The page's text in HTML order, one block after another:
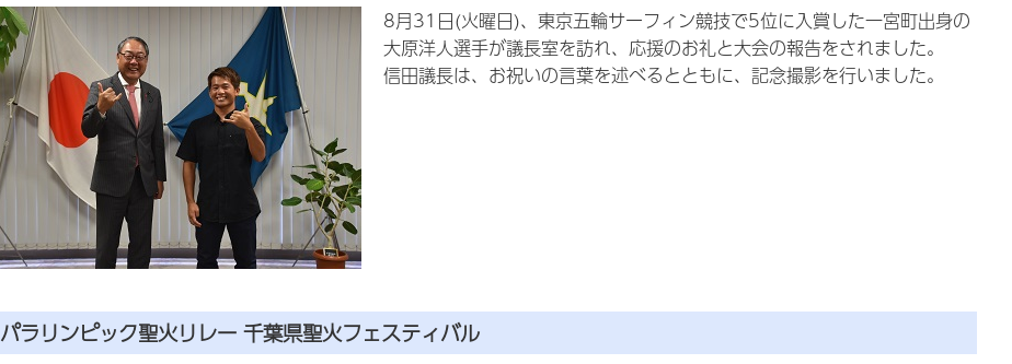
8月31日(火曜日)、東京五輪サーフィン競技で5位に入賞した一宮町出身の
大原洋人選手が議長室を訪れ、応援のお礼と大会の報告をされました。
信田議長は、お祝いの言葉を述べるとともに、記念撮影を行いました。
パラリンピック聖火リレー 千葉県聖火フェスティバル